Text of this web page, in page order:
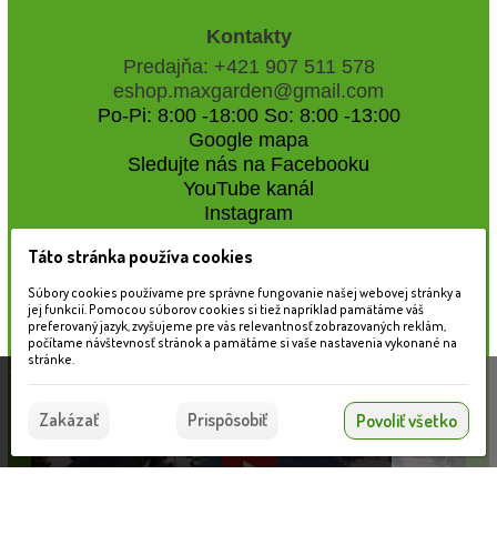
Kontakty
Predajňa: +421 907 511 578
eshop.maxgarden@gmail.com
Po-Pi: 8:00 -18:00 So: 8:00 -13:00
Google mapa
Sledujte nás na Facebooku
YouTube kanál
Instagram
Naše záhradné centrum
Táto stránka používa súbory cookies, ktoré nám
pomáhajú poskytovať služby. Používaním našich
služieb vyjadrujete súhlas s používaním súborov
Súhlasím
Táto stránka používa cookies
Súbory cookies používame pre správne fungovanie našej webovej stránky a
jej funkcií. Pomocou súborov cookies si tiež napríklad pamätáme váš
preferovaný jazyk, zvyšujeme pre vás relevantnosť zobrazovaných reklám,
počítame návštevnosť stránok a pamätáme si vaše nastavenia vykonané na
stránke.
Zakázať Prispôsobiť Povoliť všetko